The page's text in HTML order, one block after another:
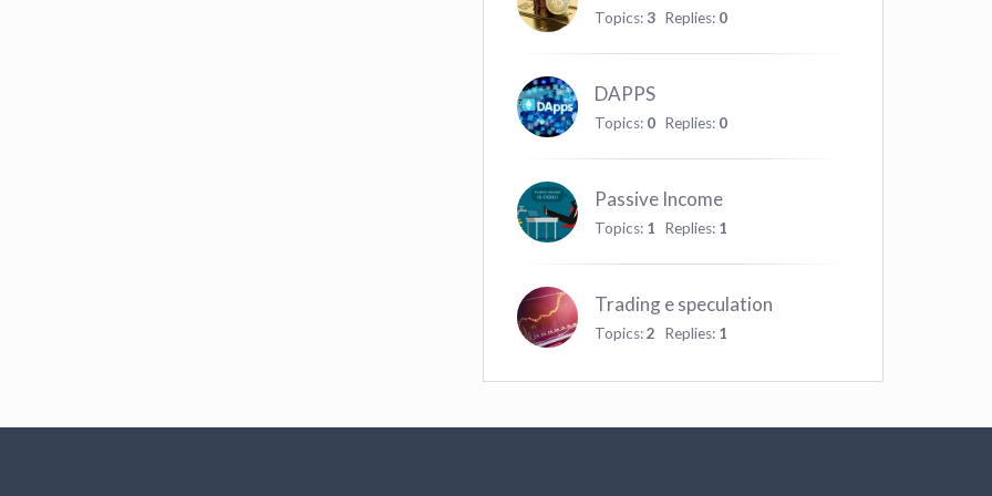
Topics:3 Replies: 0
DAPPS
Topics: 0 Replies: 0
Passive Income
Topics: 1 Replies: 1
Trading e speculation
Topics:2 Replies: 1